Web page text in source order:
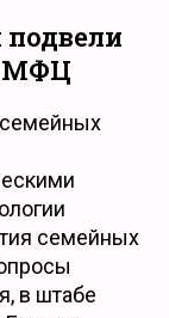
подвели
МФЦ
семейных
семейных
в штабе